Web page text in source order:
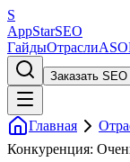
S
AppStarSEO
ГайдыОтраслиASO
Заказать SEO
Главная
Конкуренция: